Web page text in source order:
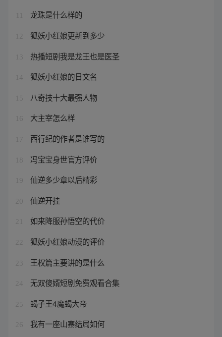
龙珠是什么样的
12 狐妖小红娘更新到多少
13 热播短剧我是龙王也是医圣
14 狐妖小红娘的日文名
15 八奇技十大最强人物
16 大主宰怎么样
17 西行纪的作者是谁写的
18 冯宝宝身世官方评价
19 仙逆多少章以后精彩
20 仙逆开挂
21 如来降服孙悟空的代价
22 狐妖小红娘动漫的评价
23 王权篇主要讲的是什么
24 无双傻婿短剧免费观看合集
25 蝎子王4魔蝎大帝
26 我有一座山寨结局如何